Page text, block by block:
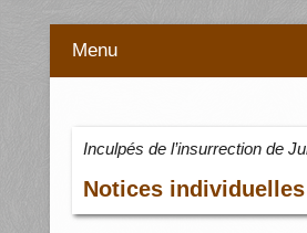
Menu
Inculpés de l’insurrection de
Notices individuelles